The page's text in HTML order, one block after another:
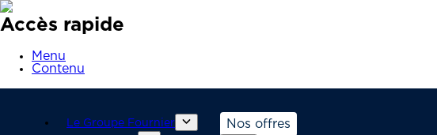
Accès rapide
Menu
Contenu
Le Groupe Fournier
Nos offres